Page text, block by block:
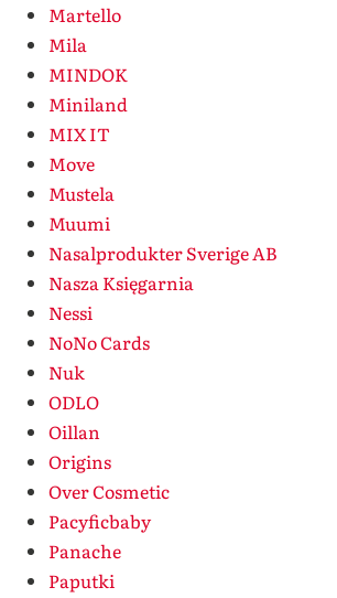
Martello
Mila
MINDOK
Miniland
MIX IT
Move
Mustela
Muumi
Nasalprodukter Sverige AB
Nasza Księgarnia
Nessi
NoNo Cards
Nuk
ODLO
Oillan
Origins
Over Cosmetic
Pacyficbaby
Panache
Paputki